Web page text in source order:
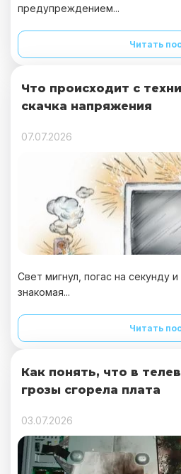
предупреждением...
Читать
Что происходит с
скачка напряжения
07.07.2026
Свет мигнул, погас на секунду
знакомая...
Читать
Как понять, что в
грозы сгорела плата
03.07.2026